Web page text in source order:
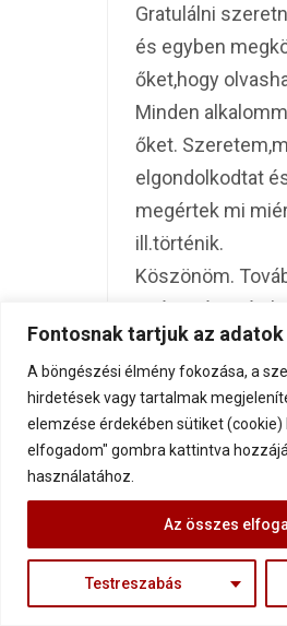
Fontosnak tartjuk az
A böngészési élmény fokozása, a
hirdetések vagy tartalmak
elemzése érdekében sütiket
elfogadom" gombra kattintva
használatához.
Testreszabás
Az összes
Gratulálni
és egyben
őket,hogy
Minden
őket.
elgondolkodtat
megértek mi
ill.történik.
Köszönöm.
egészséget és
munkádhoz
Köszöm, Gábor.
A véleményem
volt, amit leírtál,